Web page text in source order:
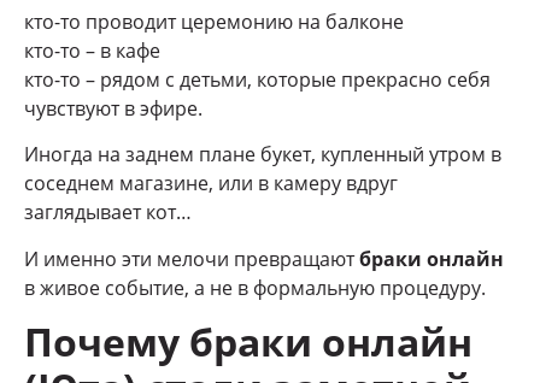
кто-то проводит церемонию на балконе
кто-то – в кафе
кто-то – рядом с детьми, которые прекрасно себя
чувствуют в эфире.
Иногда на заднем плане букет, купленный утром в
соседнем магазине, или в камеру вдруг
заглядывает кот…
И именно эти мелочи превращаютбраки онлайн
в живое событие, а не в формальную процедуру.
Почему браки онлайн